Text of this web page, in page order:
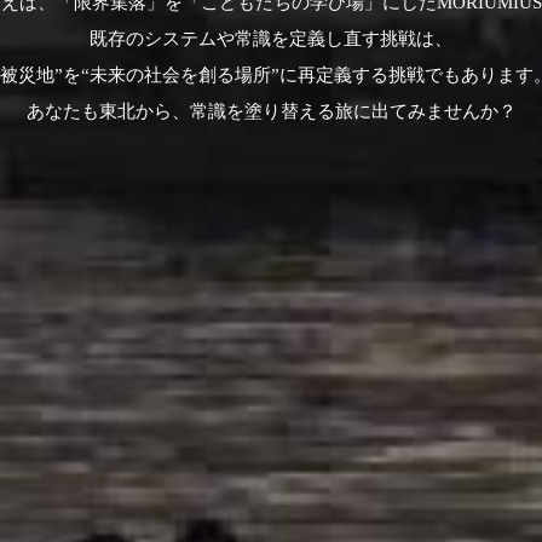
既存のシステムや常識を定義し直す挑戦は、
災地”を“未来の社会を創る場所”に再定義する挑戦でもあります
あなたも東北から、常識を塗り替える旅に出てみませんか？